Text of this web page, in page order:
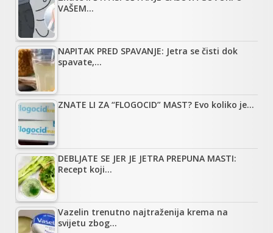
VAŠEM…
NAPITAK PRED SPAVANJE: Jetra se čisti dok
spavate,…
ZNATE LI ZA “FLOGOCID” MAST? Evo koliko je…
DEBLJATE SE JER JE JETRA PREPUNA MASTI:
Recept koji…
Vazelin trenutno najtraženija krema na
svijetu zbog…